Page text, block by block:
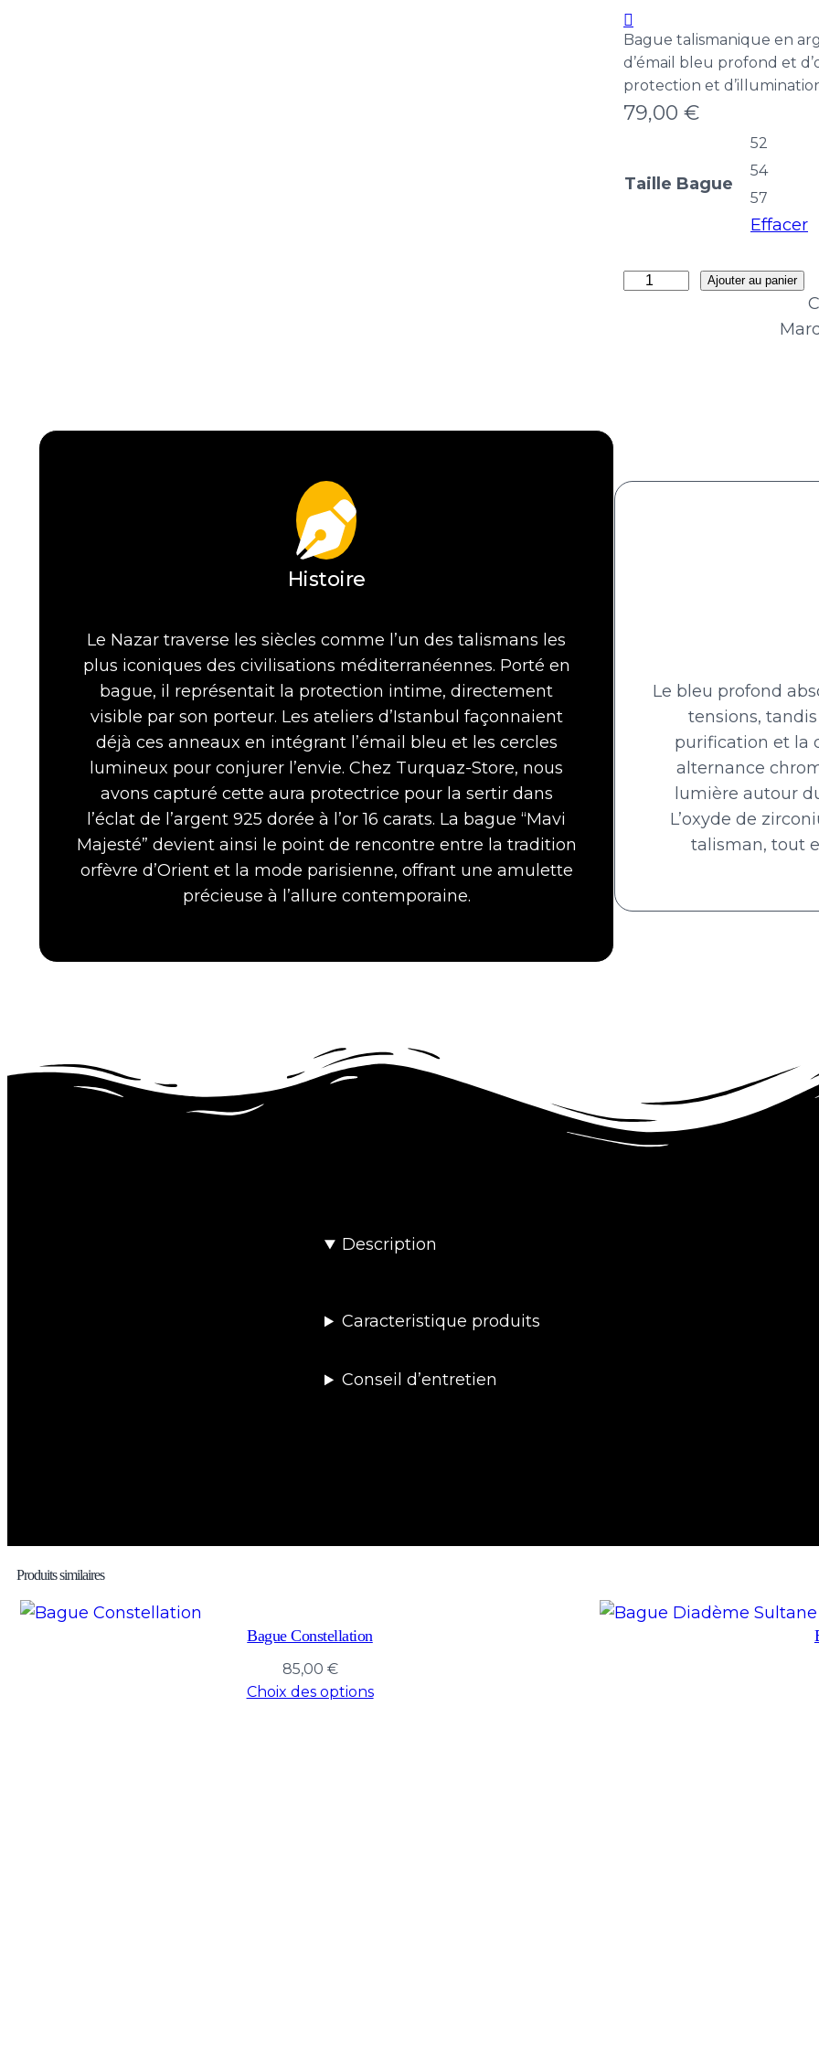
Bague talismanique en
d’émail bleu profond et
protection et
79,00 €
Taille Bague
52
54
57
Effacer
quantité
Ajouter au panier
Histoire
Le Nazar traverse les siècles comme l’un des talismans les
plus iconiques des civilisations méditerranéennes. Porté en
bague, il représentait la protection intime, directement
visible par son porteur. Les ateliers d’Istanbul façonnaient
déjà ces anneaux en intégrant l’émail bleu et les cercles
lumineux pour conjurer l’envie. Chez Turquaz-Store, nous
avons capturé cette aura protectrice pour la sertir dans
l’éclat de l’argent 925 dorée à l’or 16 carats. La bague “Mavi
Majesté” devient ainsi le point de rencontre entre la tradition
orfèvre d’Orient et la mode parisienne, offrant une amulette
précieuse à l’allure contemporaine.
Le bleu profond
tensions,
purification et la
alternance
lumière autour
L’oxyde de
talisman, tout
Description
Caracteristique produits
Conseil d’entretien
Produits similaires
Bague Constellation
85,00 €
Choix des options